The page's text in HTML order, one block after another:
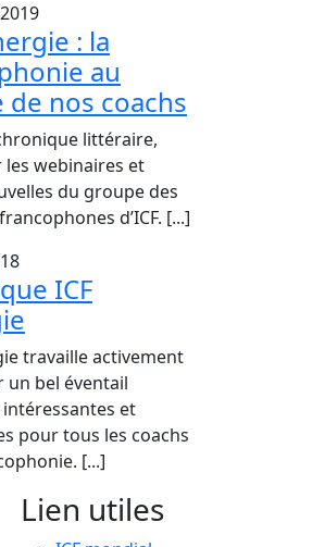
: la
au
de nos coachs
littéraire,
webinaires et
du groupe des
d’ICF. [...]
ICF
travaille activement
bel éventail
et
pour tous les coachs
[...]
Lien utiles